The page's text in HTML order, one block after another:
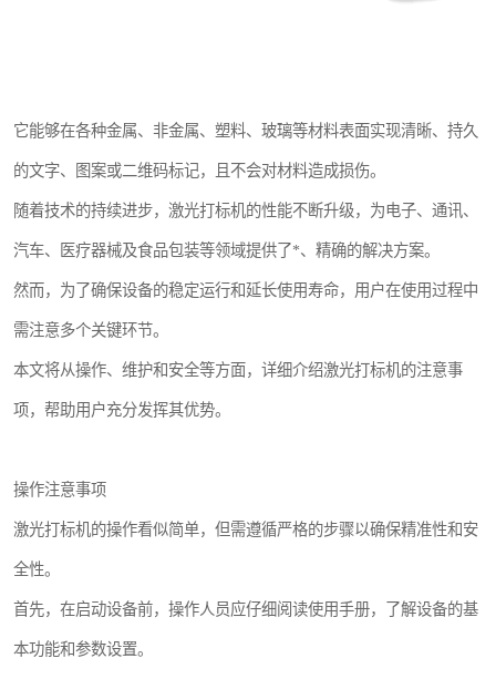
它能够在各种金属、非金属、塑料、玻璃等材料表面实现清晰、持久
的文字、图案或二维码标记，且不会对材料造成损伤。
随着技术的持续进步，激光打标机的性能不断升级，为电子、通讯、
汽车、医疗器械及食品包装等领域提供了*、精确的解决方案。
然而，为了确保设备的稳定运行和延长使用寿命，用户在使用过程中
需注意多个关键环节。
本文将从操作、维护和安全等方面，详细介绍激光打标机的注意事
项，帮助用户充分发挥其优势。
操作注意事项
激光打标机的操作看似简单，但需遵循严格的步骤以确保精准性和安
全性。
首先，在启动设备前，操作人员应仔细阅读使用手册，了解设备的基
本功能和参数设置。